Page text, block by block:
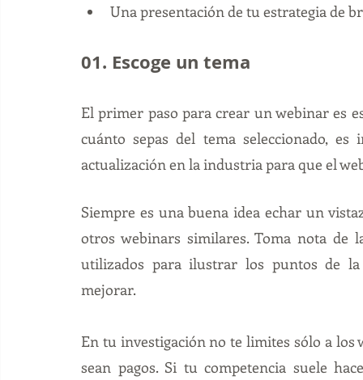
Una presentación de tu estrategia de
01. Escoge un tema
El primer paso para crear un webinar es
cuánto sepas del tema seleccionado,
actualización en la industria para que el
Siempre es una buena idea echar un
otros webinars similares. Toma nota de
utilizados para ilustrar los puntos de la
mejorar.
En tu investigación no te limites sólo a
sean pagos. Si tu competencia suele